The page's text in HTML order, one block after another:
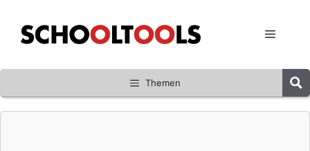
Inhalt
springen
Menü
Themen